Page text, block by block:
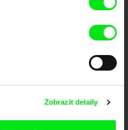
Zobrazit detaily
Against Gravity